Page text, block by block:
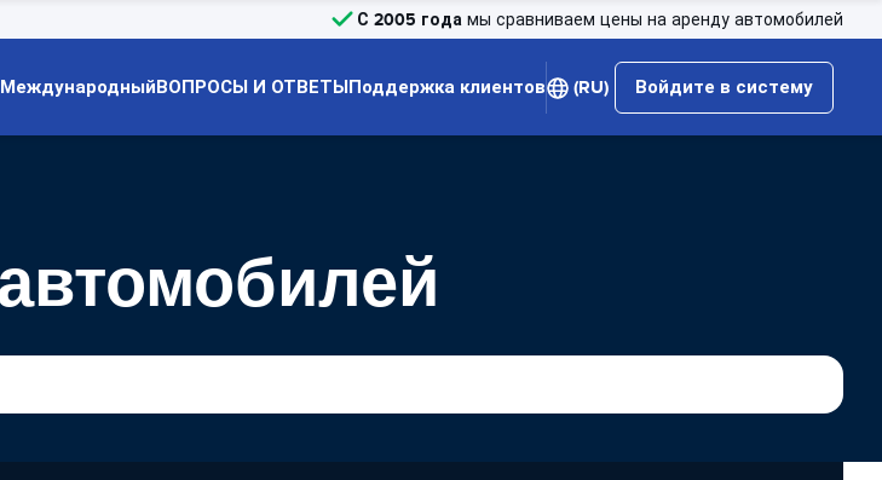
С 2005 года мы сравниваем цены на аренду автомобилей
МеждународныйВОПРОСЫ И ОТВЕТЫПоддержка клиентов (RU) Войдите в систему